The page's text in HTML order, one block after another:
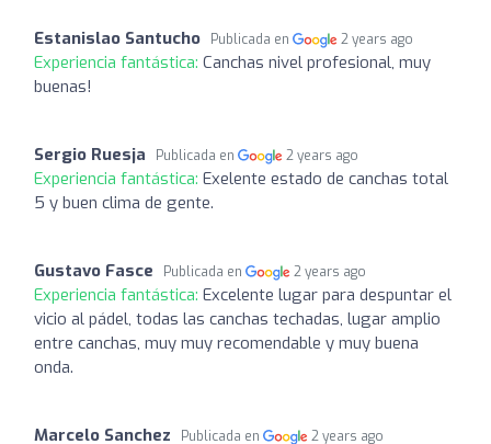
Estanislao Santucho Publicada en 2 years ago
Experiencia fantástica: Canchas nivel profesional, muy
buenas!
Sergio Ruesja Publicada en 2 years ago
Experiencia fantástica: Exelente estado de canchas total
5 y buen clima de gente.
Gustavo Fasce Publicada en 2 years ago
Experiencia fantástica: Excelente lugar para despuntar el
vicio al pádel, todas las canchas techadas, lugar amplio
entre canchas, muy muy recomendable y muy buena
onda.
Marcelo Sanchez Publicada en 2 years ago